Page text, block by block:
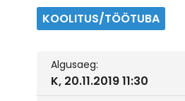
KOOLITUS/TÖÖTUBA
Algusaeg:
K, 20.11.2019 11:30